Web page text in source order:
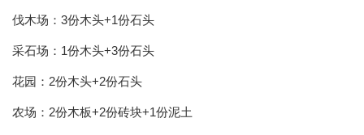
伐木场：3份木头+1份石头
采石场：1份木头+3份石头
花园：2份木头+2份石头
农场：2份木板+2份砖块+1份泥土